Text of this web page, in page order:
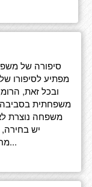
סיפורה של
מפתיע לסיפורו
ובכל זאת,
משפחתית בסביבה
משפחה נוצרת
יש
מחוברים לנצח על ידי מעשינו וחוסר מעשינו...